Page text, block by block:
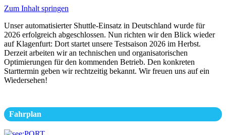
Zum Inhalt springen
Unser automatisierter Shuttle-Einsatz in Deutschland wurde für
2026 erfolgreich abgeschlossen. Nun richten wir den Blick wieder
auf Klagenfurt: Dort startet unsere Testsaison 2026 im Herbst.
Derzeit arbeiten wir an technischen und organisatorischen
Optimierungen für den kommenden Betrieb. Den konkreten
Starttermin geben wir rechtzeitig bekannt. Wir freuen uns auf ein
Wiedersehen!
Fahrplan